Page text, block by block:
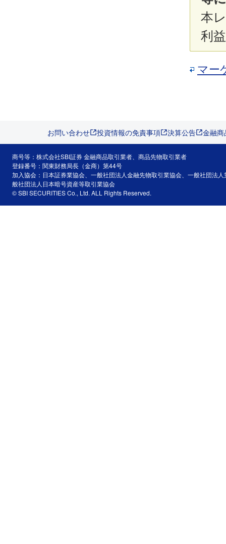
本
利
マー
お問い合わせ 投資情報の免責事項 決算公告 金融
商号等：株式会社SBI証券 金融商品取引業者、商品先物取引業者
登録番号：関東財務局長（金商）第44号
加入協会：日本証券業協会、一般社団法人金融先物取引業協会、一般社団法
般社団法人日本暗号資産等取引業協会
© SBI SECURITIES Co., Ltd. ALL Rights Reserved.